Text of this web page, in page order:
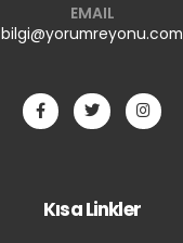
EMAIL
bilgi@yorumreyonu.com
Kısa Linkler